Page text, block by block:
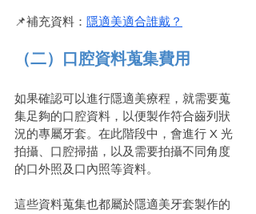
📌補充資料： 隱適美適合誰戴？
（二）口腔資料蒐集費用
如果確認可以進行隱適美療程，就需要蒐
集足夠的口腔資料，以便製作符合齒列狀
況的專屬牙套。在此階段中，會進行 X 光
拍攝、口腔掃描，以及需要拍攝不同角度
的口外照及口內照等資料。
這些資料蒐集也都屬於隱適美牙套製作的